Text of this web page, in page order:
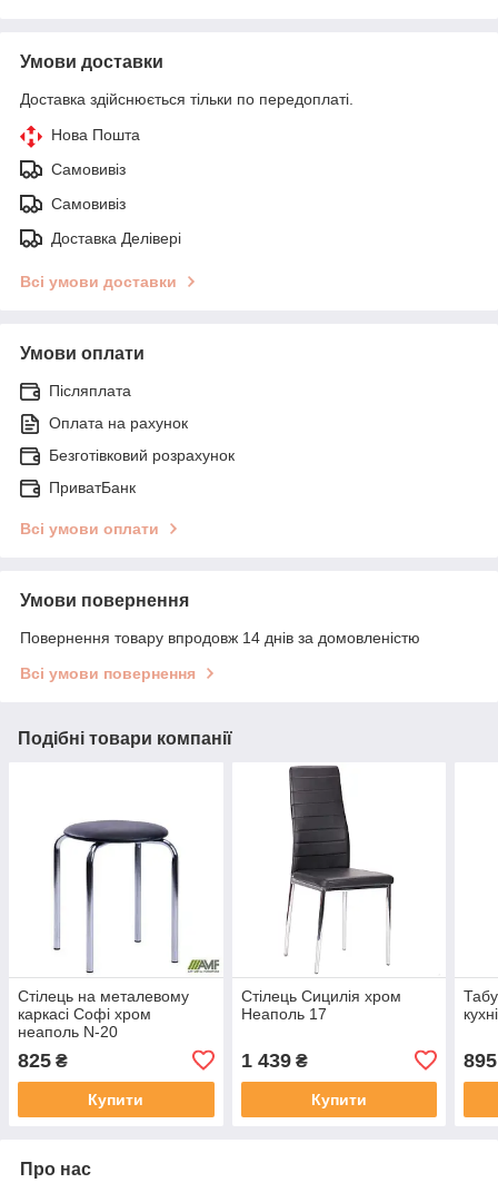
Умови доставки
Доставка здійснюється тільки по передоплаті.
Нова Пошта
Самовивіз
Самовивіз
Доставка Делівері
Всі умови доставки
Умови оплати
Післяплата
Оплата на рахунок
Безготівковий розрахунок
ПриватБанк
Всі умови оплати
Умови повернення
Повернення товару впродовж 14 днів за домовленістю
Всі умови повернення
Подібні товари компанії
Стілець на металевому
каркасі Софі хром
неаполь N-20
825 ₴
Купити
Стілець Сицилія хром
Неаполь 17
1 439₴
Купити
895
Про нас